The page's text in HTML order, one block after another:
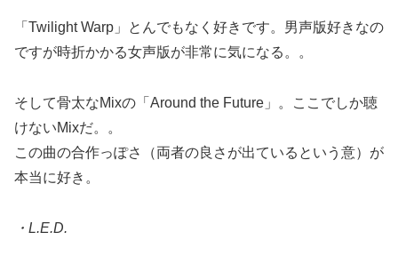
「Twilight Warp」とんでもなく好きです。男声版好きなの
ですが時折かかる女声版が非常に気になる。。
そして骨太なMixの「Around the Future」。ここでしか聴
けないMixだ。。
この曲の合作っぽさ（両者の良さが出ているという意）が
本当に好き。
・L.E.D.